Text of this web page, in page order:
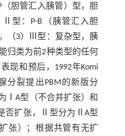
胆管汇入胰管）型，胆
型：P-B（胰管汇入胆
（3）Ⅲ型：复杂型，胰
归类为前2种类型的任何
现和预后，1992年Komi
分裂提出PBM的新版分
Ⅰ‍A型（不合并扩张）和
否扩张，Ⅱ型分为ⅡA型
张）；根据共管有无扩